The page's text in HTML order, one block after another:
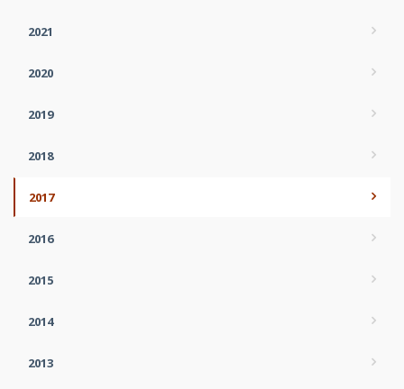
2021
2020
2019
2018
2017
2016
2015
2014
2013